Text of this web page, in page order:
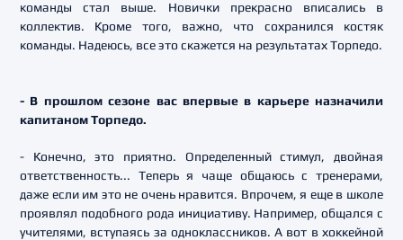
команды стал выше. Новички прекрасно вписались в
коллектив. Кроме того, важно, что сохранился костяк
команды. Надеюсь, все это скажется на результатах Торпедо.
- В прошлом сезоне вас впервые в карьере назначили
капитаном Торпедо.
- Конечно, это приятно. Определенный стимул, двойная
ответственность... Теперь я чаще общаюсь с тренерами,
даже если им это не очень нравится. Впрочем, я еще в школе
проявлял подобного рода инициативу. Например, общался с
учителями, вступаясь за одноклассников. А вот в хоккейной